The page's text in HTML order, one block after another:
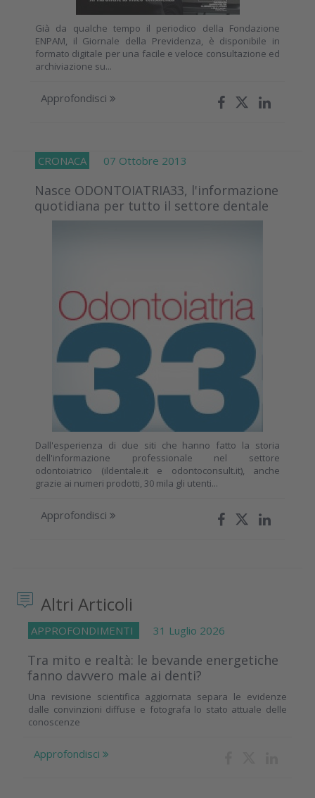
Già da qualche tempo il periodico della Fondazione
ENPAM, il Giornale della Previdenza, è disponibile in
formato digitale per una facile e veloce consultazione ed
archiviazione su...
Approfondisci
CRONACA 07 Ottobre 2013
Nasce ODONTOIATRIA33, l'informazione
quotidiana per tutto il settore dentale
Dall'esperienza di due siti che hanno fatto la storia
dell'informazione professionale nel settore
odontoiatrico (ildentale.it e odontoconsult.it), anche
grazie ai numeri prodotti, 30 mila gli utenti...
Approfondisci
Altri Articoli
APPROFONDIMENTI 31 Luglio 2026
Tra mito e realtà: le bevande energetiche
fanno davvero male ai denti?
Una revisione scientifica aggiornata separa le evidenze
dalle convinzioni diffuse e fotografa lo stato attuale delle
conoscenze
Approfondisci